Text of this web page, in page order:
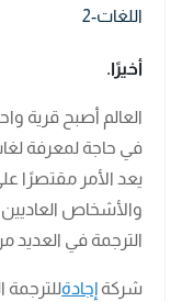
أخيرًا.
العالم أصبح قرية
في حاجة لمعرفة
يعد الأمر مقتصرًا
والأشخاص العاديين
الترجمة في العديد
شركة إجادة